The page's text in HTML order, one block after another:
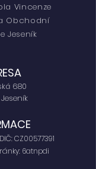
Vincenze
Obchodní
Jeseník
680
CZ00577391
6atnpdi